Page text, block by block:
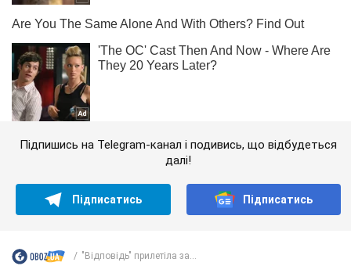
Підпишись на Telegram-канал і подивись, що відбудеться
далі!
Підписатись Підписатись
"Відповідь" прилетіла за...